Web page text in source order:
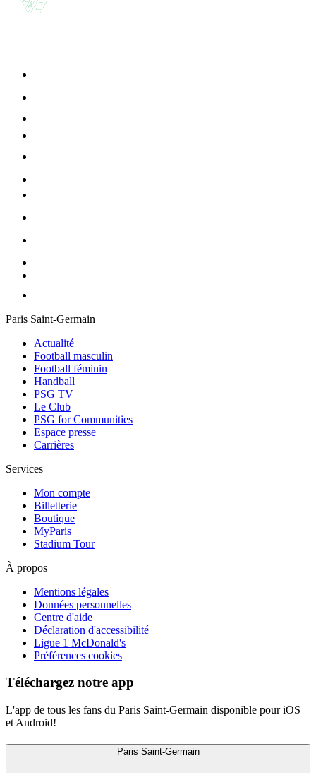
Paris Saint-Germain
Actualité
Football masculin
Football féminin
Handball
PSG TV
Le Club
PSG for Communities
Espace presse
Carrières
Services
Mon compte
Billetterie
Boutique
MyParis
Stadium Tour
À propos
Mentions légales
Données personnelles
Centre d'aide
Déclaration d'accessibilité
Ligue 1 McDonald's
Préférences cookies
Téléchargez notre app
L'app de tous les fans du Paris Saint-Germain disponible pour iOS
et Android!
Paris Saint-Germain